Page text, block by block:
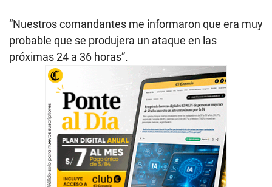
“Nuestros comandantes me informaron que era muy
probable que se produjera un ataque en las
próximas 24 a 36 horas”.